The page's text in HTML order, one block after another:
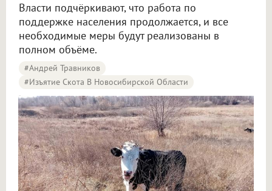
Власти подчёркивают, что работа по
поддержке населения продолжается, и все
необходимые меры будут реализованы в
полном объёме.
#Андрей Травников
#Изъятие Скота В Новосибирской Области